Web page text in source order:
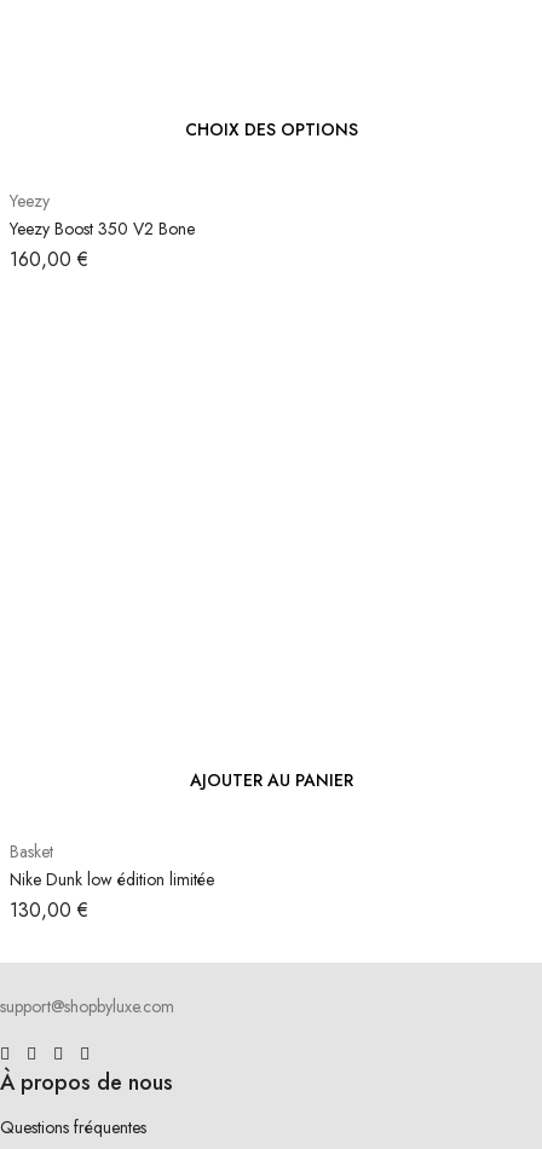
CHOIX DES OPTIONS
Yeezy
Yeezy Boost 350 V2 Bone
160,00€
AJOUTER AU PANIER
Basket
Nike Dunk low édition limitée
130,00€
support@shopbyluxe.com
À propos de nous
Questions fréquentes